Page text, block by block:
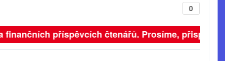
0
finančních příspěvcích čtenářů. Prosíme, přispějte. ➥